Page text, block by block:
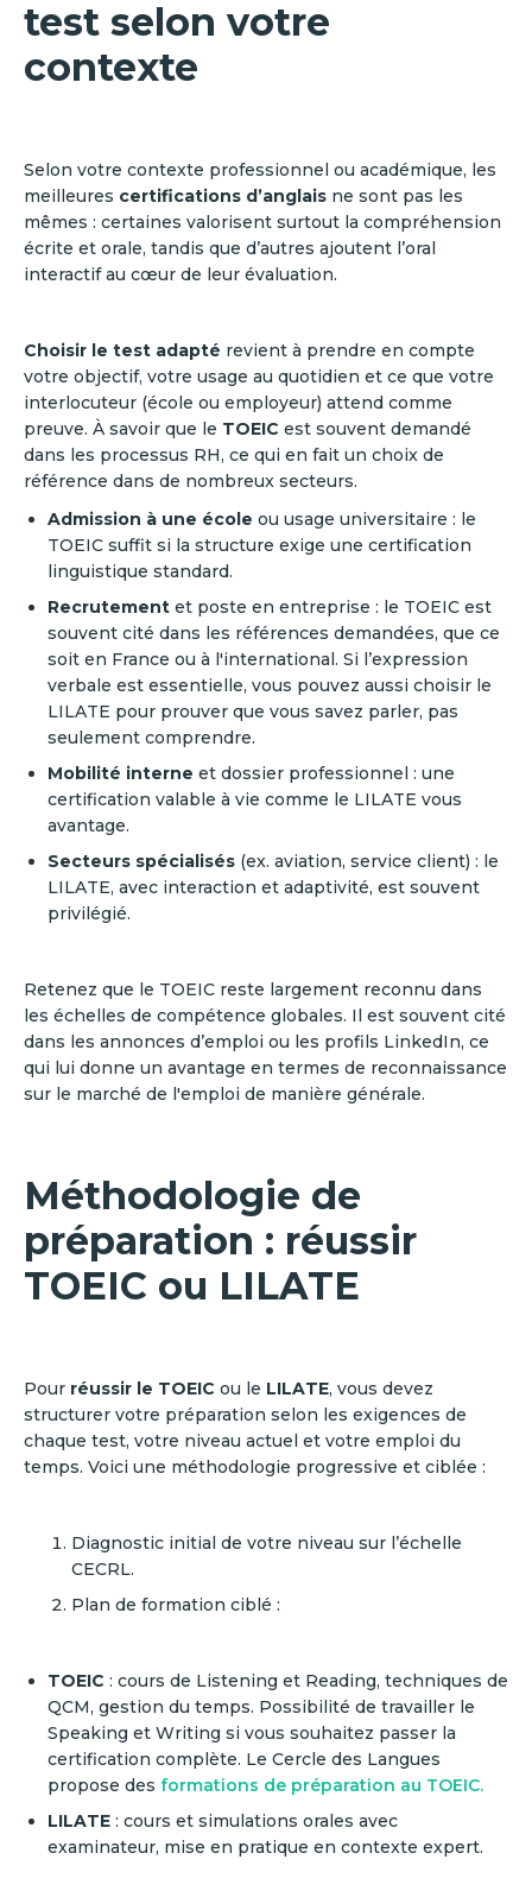
test selon votre
contexte
Selon votre contexte professionnel ou académique, les
meilleures certifications d’anglais ne sont pas les
mêmes : certaines valorisent surtout la compréhension
écrite et orale, tandis que d’autres ajoutent l’oral
interactif au cœur de leur évaluation.
Choisir le test adapté revient à prendre en compte
votre objectif, votre usage au quotidien et ce que votre
interlocuteur (école ou employeur) attend comme
preuve. À savoir que le TOEIC est souvent demandé
dans les processus RH, ce qui en fait un choix de
référence dans de nombreux secteurs.
Admission à une école ou usage universitaire : le
TOEIC suffit si la structure exige une certification
linguistique standard.
Recrutement et poste en entreprise : le TOEIC est
souvent cité dans les références demandées, que ce
soit en France ou à l'international. Si l’expression
verbale est essentielle, vous pouvez aussi choisir le
LILATE pour prouver que vous savez parler, pas
seulement comprendre.
Mobilité interne et dossier professionnel : une
certification valable à vie comme le LILATE vous
avantage.
Secteurs spécialisés (ex. aviation, service client) : le
LILATE, avec interaction et adaptivité, est souvent
privilégié.
Retenez que le TOEIC reste largement reconnu dans
les échelles de compétence globales. Il est souvent cité
dans les annonces d’emploi ou les profils LinkedIn, ce
qui lui donne un avantage en termes de reconnaissance
sur le marché de l'emploi de manière générale.
Méthodologie de
préparation : réussir
TOEIC ou LILATE
Pour réussir le TOEIC ou le LILATE, vous devez
structurer votre préparation selon les exigences de
chaque test, votre niveau actuel et votre emploi du
temps. Voici une méthodologie progressive et ciblée :
Diagnostic initial de votre niveau sur l’échelle
CECRL.
Plan de formation ciblé :
TOEIC : cours de Listening et Reading, techniques de
QCM, gestion du temps. Possibilité de travailler le
Speaking et Writing si vous souhaitez passer la
certification complète. Le Cercle des Langues
propose des formations de préparation au TOEIC.
LILATE : cours et simulations orales avec
examinateur, mise en pratique en contexte expert.